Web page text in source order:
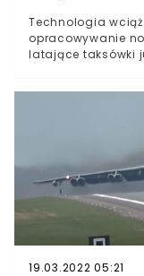
Technologia
opracowywanie
latające taksówki
19.03.2022 05:21